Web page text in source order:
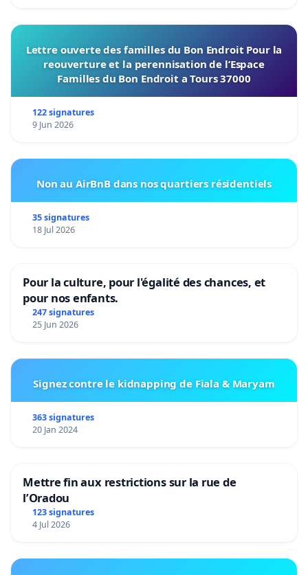
Lettre ouverte des familles du Bon Endroit Pour la
reouverture et la perennisation de l’Espace
Familles du Bon Endroit a Tours 37000
122 signatures
9 Jun 2026
Non au AirBnB dans nos quartiers résidentiels
35 signatures
18 Jul 2026
Pour la culture, pour l'égalité des chances, et
pour nos enfants.
247 signatures
25 Jun 2026
Signez contre le kidnapping de Fiala & Maryam
363 signatures
20 Jan 2024
Mettre fin aux restrictions sur la rue de
l’Oradou
123 signatures
4 Jul 2026